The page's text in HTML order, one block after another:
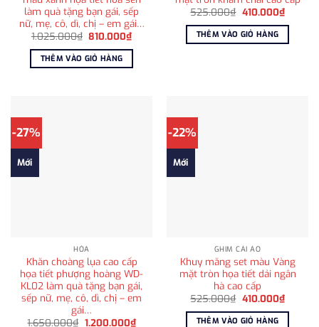
làm quà tặng bạn gái, sếp
nữ, mẹ, cô, dì, chị – em gái…
1.025.000₫ Giá
là:
1.025.000₫.
810.000₫Giá
tại
THÊM VÀO GIỎ HÀNG
525.000₫ Giá
là:
525.000₫.
410.000₫Giá
tại
THÊM VÀO GIỎ HÀNG
-27%
Mới
HỎA
Khăn choàng lụa cao cấp
họa tiết phượng hoàng WD-
KL02 làm quà tặng bạn gái,
sếp nữ, mẹ, cô, dì, chị – em
gái…
1.650.000₫ Giá
1.200.000₫Giá
-22%
Mới
GHIM CÀI ÁO
Khuy măng set màu Vàng
mặt tròn họa tiết dải ngân
hà cao cấp
525.000₫ Giá
là:
410.000₫Giá
hiện
tại
THÊM VÀO GIỎ HÀNG